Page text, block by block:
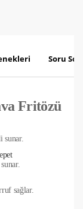
Soru
Fritözü
sunar.
sağlar.